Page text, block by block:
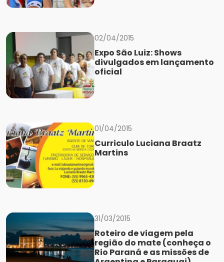
02/04/2015
Expo São Luiz: Shows
divulgados em lançamento
oficial
01/04/2015
Curriculo Luciana Braatz
Martins
31/03/2015
Roteiro de viagem pela
região do mate (conheça o
Rio Paraná e as missões de